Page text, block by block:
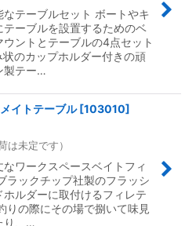
テーブルセット ボートやキ
テーブルを設置するためのベ
ントとテーブルの4点セット
のカップホルダー付きの頑
製テー…
イトテーブル [103010]
は未定です）
ワークスペースベイトフィ
ラックチップ社製のフラッシ
ホルダーに取付けるフィレテ
りの際にその場で捌いて味見
り、…